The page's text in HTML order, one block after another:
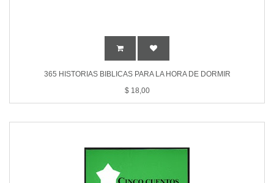
365 HISTORIAS BIBLICAS PARA LA HORA DE DORMIR
$ 18,00